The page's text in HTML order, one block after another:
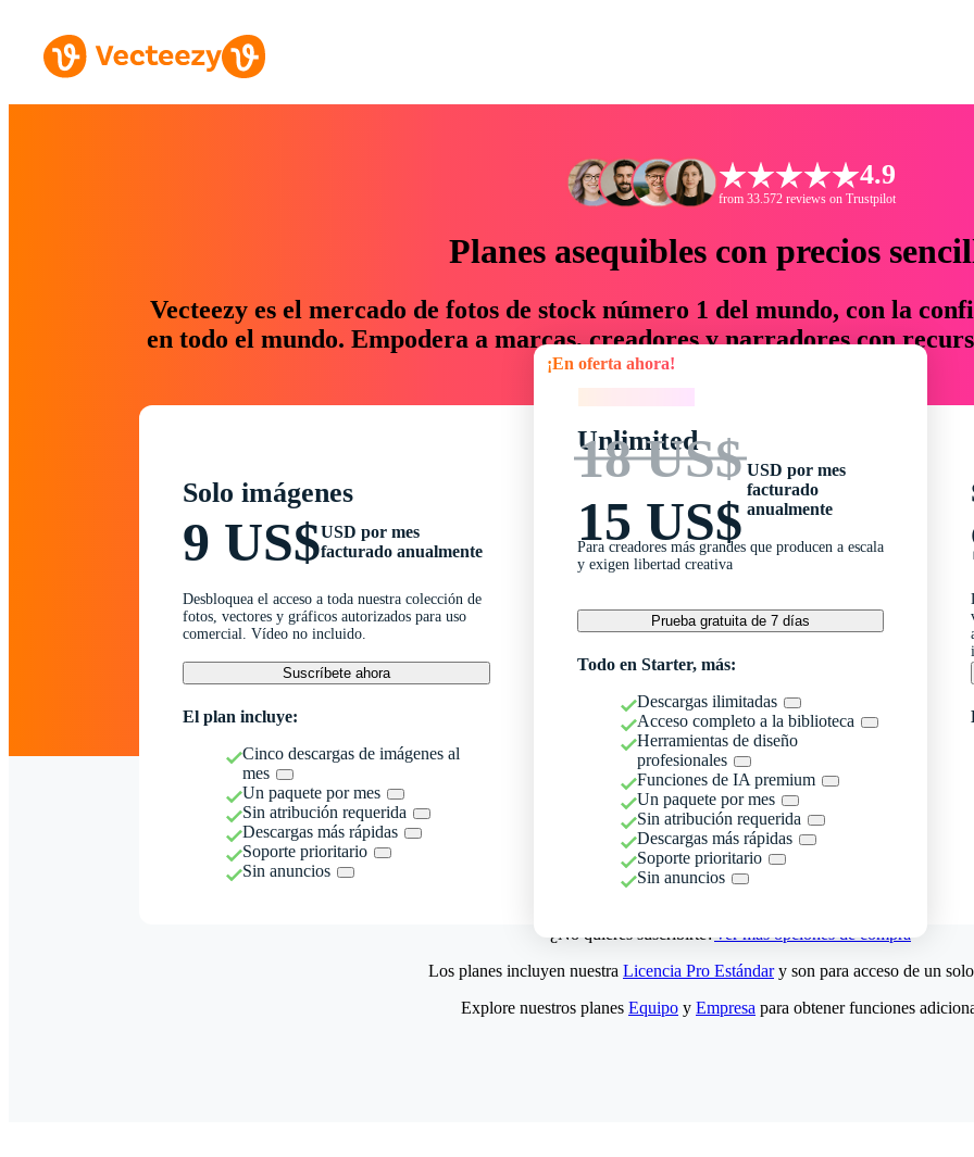
4.9
from 33.572 reviews on Trustpilot
Planes asequibles con precios
Vecteezy es el mercado de fotos de stock número 1 del mundo, con la
en todo el mundo. Empodera a marcas, creadores y narradores con
un 76 % en tiempo y presupuesto.
Solo imágenes
9 US$USD por mes
facturado anualmente
Desbloquea el acceso a toda nuestra colección de
fotos, vectores y gráficos autorizados para uso
comercial. Vídeo no incluido.
Suscríbete ahora
El plan incluye:
Cinco descargas de imágenes al
mes
Un paquete por mes
Sin atribución requerida
Descargas más rápidas
Soporte prioritario
Sin anuncios
¡En oferta ahora!
Unlimited
18 US$
15 US$
USD por mes
facturado
anualmente
Para creadores más grandes que producen a escala
y exigen libertad creativa
Prueba gratuita de 7 días
Todo en Starter, más:
Descargas ilimitadas
Acceso completo a la biblioteca
Herramientas de diseño
profesionales
Funciones de IA premium
Un paquete por mes
Sin atribución requerida
Descargas más rápidas
Soporte prioritario
Sin anuncios
¿No quieres suscribirte?Ver más opciones de compra
Los planes incluyen nuestra Licencia Pro Estándary son para acceso de un
Explore nuestros planes Equipo y Empresa para obtener funciones